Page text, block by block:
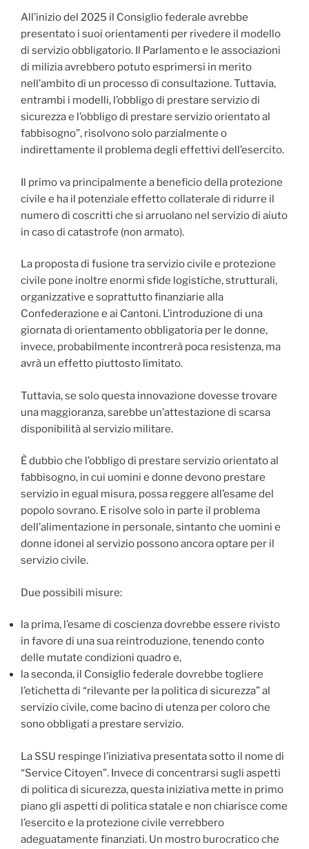
All’inizio del 2025 il Consiglio federale avrebbe
presentato i suoi orientamenti per rivedere il modello
di servizio obbligatorio. Il Parlamento e le associazioni
di milizia avrebbero potuto esprimersi in merito
nell’ambito di un processo di consultazione. Tuttavia,
entrambi i modelli, l’obbligo di prestare servizio di
sicurezza e l’obbligo di prestare servizio orientato al
fabbisogno”, risolvono solo parzialmente o
indirettamente il problema degli effettivi dell’esercito.
Il primo va principalmente a beneficio della protezione
civile e ha il potenziale effetto collaterale di ridurre il
numero di coscritti che si arruolano nel servizio di aiuto
in caso di catastrofe (non armato).
La proposta di fusione tra servizio civile e protezione
civile pone inoltre enormi sfide logistiche, strutturali,
organizzative e soprattutto finanziarie alla
Confederazione e ai Cantoni. L’introduzione di una
giornata di orientamento obbligatoria per le donne,
invece, probabilmente incontrerà poca resistenza, ma
avrà un effetto piuttosto limitato.
Tuttavia, se solo questa innovazione dovesse trovare
una maggioranza, sarebbe un’attestazione di scarsa
disponibilità al servizio militare.
È dubbio che l’obbligo di prestare servizio orientato al
fabbisogno, in cui uomini e donne devono prestare
servizio in egual misura, possa reggere all’esame del
popolo sovrano. E risolve solo in parte il problema
dell’alimentazione in personale, sintanto che uomini e
donne idonei al servizio possono ancora optare per il
servizio civile.
Due possibili misure:
la prima, l’esame di coscienza dovrebbe essere rivisto
in favore di una sua reintroduzione, tenendo conto
delle mutate condizioni quadro e,
la seconda, il Consiglio federale dovrebbe togliere
l’etichetta di “rilevante per la politica di sicurezza” al
servizio civile, come bacino di utenza per coloro che
sono obbligati a prestare servizio.
La SSU respinge l’iniziativa presentata sotto il nome di
“Service Citoyen”. Invece di concentrarsi sugli aspetti
di politica di sicurezza, questa iniziativa mette in primo
piano gli aspetti di politica statale e non chiarisce come
l’esercito e la protezione civile verrebbero
adeguatamente finanziati. Un mostro burocratico che